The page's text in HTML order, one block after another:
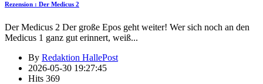
Rezension : Der Medicus 2
Der Medicus 2 Der große Epos geht weiter! Wer sich noch an den
Medicus 1 ganz gut erinnert, weiß...
By Redaktion HallePost
2026-05-30 19:27:45
Hits 369